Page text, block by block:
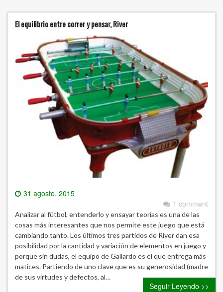
El equilibrio entre correr y pensar, River
31 agosto, 2015
1 comment
Analizar al fútbol, entenderlo y ensayar teorías es una de las
cosas más interesantes que nos permite este juego que está
cambiando tanto. Los últimos tres partidos de River dan esa
posibilidad por la cantidad y variación de elementos en juego y
porque sin dudas, el equipo de Gallardo es el que entrega más
matices. Partiendo de uno clave que es su generosidad (madre
de sus virtudes y defectos, al…
Seguir Leyendo >>